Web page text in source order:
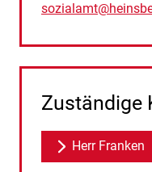
Zuständige
Herr Franken